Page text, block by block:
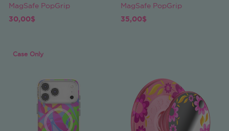
MagSafe PopGrip
30,00$
MagSafe PopGrip
35,00$
Case Only